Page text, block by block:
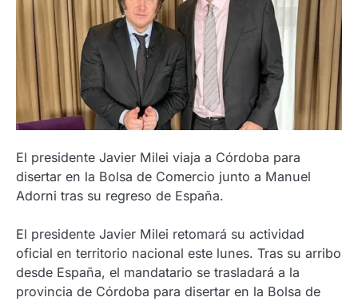
El presidente Javier Milei viaja a Córdoba para
disertar en la Bolsa de Comercio junto a Manuel
Adorni tras su regreso de España.
El presidente Javier Milei retomará su actividad
oficial en territorio nacional este lunes. Tras su arribo
desde España, el mandatario se trasladará a la
provincia de Córdoba para disertar en la Bolsa de